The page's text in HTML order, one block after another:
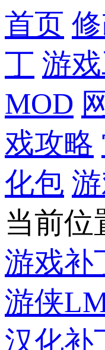
首页
丁 游
MOD
戏攻略
化包
当前位
游戏补
游侠
汉化补